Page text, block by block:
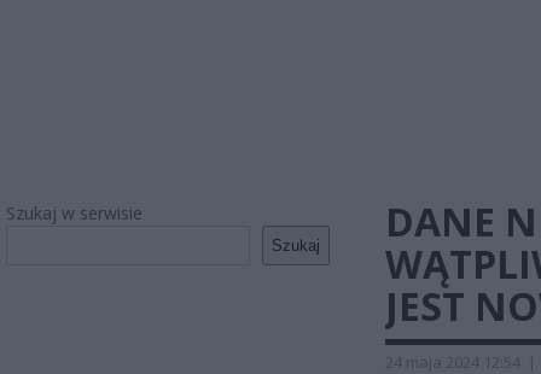
Szukaj w serwisie
Szukaj
DANE
JEST
24 maja 2024 12:54 |